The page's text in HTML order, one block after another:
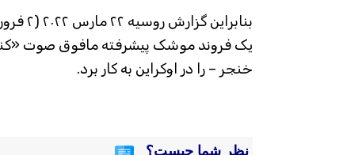
خنجر – را در اوکراین به کار برد.
نظر شما چیست؟